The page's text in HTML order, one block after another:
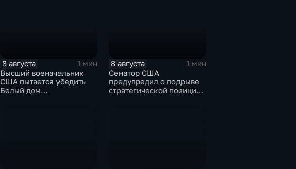
8 августа
1 мин
Высший военачальник
США пытается убедить
Белый дом
8 августа
1 мин
Сенатор США
предупредил о подрыве
стратегической позиции